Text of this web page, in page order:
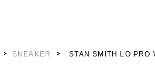
SNEAKER STAN SMITH LO PRO